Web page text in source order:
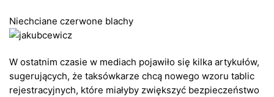
Niechciane czerwone blachy
W ostatnim czasie w mediach pojawiło się kilka artykułów,
sugerujących, że taksówkarze chcą nowego wzoru tablic
rejestracyjnych, które miałyby zwiększyć bezpieczeństwo